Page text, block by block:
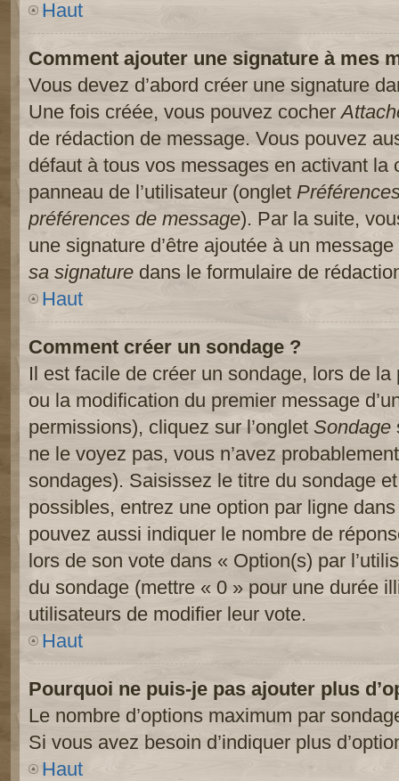
Haut
Comment ajouter une signature à mes
Vous devez d’abord créer une signature
Une fois créée, vous pouvez cocher
de rédaction de message. Vous pouvez
défaut à tous vos messages en activant la
panneau de l’utilisateur (onglet
préférences de message). Par la suite,
une signature d’être ajoutée à un
sa signature dans le formulaire de
Haut
Comment créer un sondage ?
Il est facile de créer un sondage, lors de la
ou la modification du premier message
permissions), cliquez sur l’onglet Sondage
ne le voyez pas, vous n’avez
sondages). Saisissez le titre du sondage
possibles, entrez une option par ligne
pouvez aussi indiquer le nombre de
lors de son vote dans « Option(s) par
du sondage (mettre « 0 » pour une durée
utilisateurs de modifier leur vote.
Haut
Pourquoi ne puis-je pas ajouter plus
Le nombre d’options maximum par
Si vous avez besoin d’indiquer plus
Haut